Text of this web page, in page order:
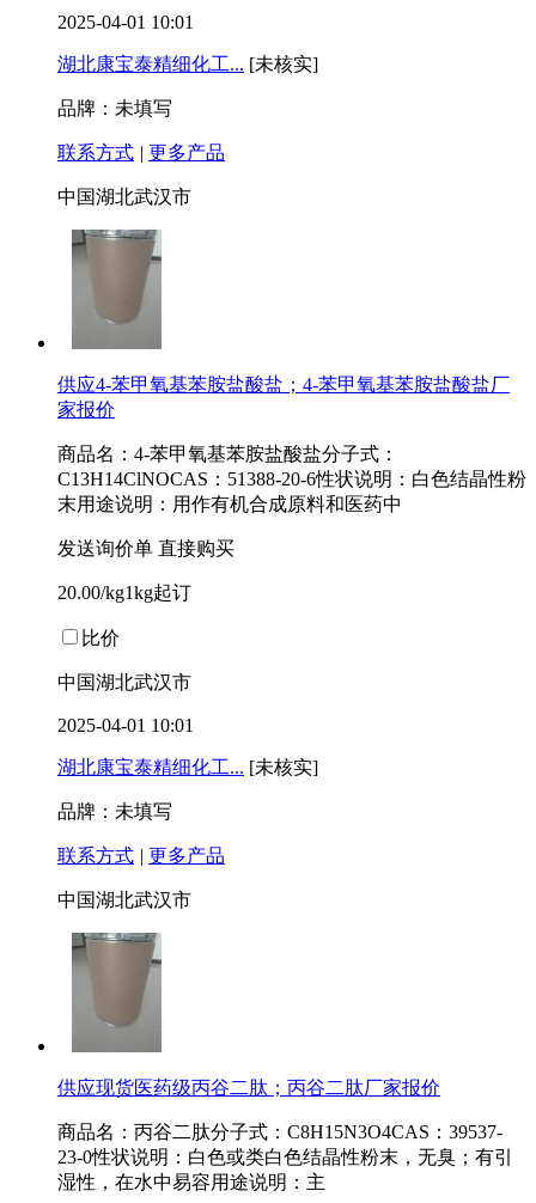
2025-04-01 10:01
湖北康宝泰精细化工... [未核实]
品牌：未填写
联系方式 | 更多产品
中国湖北武汉市
供应4-苯甲氧基苯胺盐酸盐；4-苯甲氧基苯胺盐酸盐厂
家报价
商品名：4-苯甲氧基苯胺盐酸盐分子式：
C13H14ClNOCAS：51388-20-6性状说明：白色结晶性粉
末用途说明：用作有机合成原料和医药中
发送询价单 直接购买
20.00/kg1kg起订
比价
中国湖北武汉市
2025-04-01 10:01
湖北康宝泰精细化工... [未核实]
品牌：未填写
联系方式 | 更多产品
中国湖北武汉市
供应现货医药级丙谷二肽；丙谷二肽厂家报价
商品名：丙谷二肽分子式：C8H15N3O4CAS：39537-
23-0性状说明：白色或类白色结晶性粉末，无臭；有引
湿性，在水中易容用途说明：主